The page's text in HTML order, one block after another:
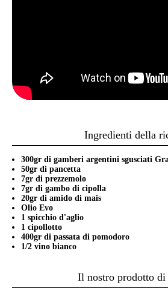
Ingredienti della
300gr di gamberi argentini sgusciati
50gr di pancetta
7gr di prezzemolo
7gr di gambo di cipolla
20gr di amido di mais
Olio Evo
1 spicchio d'aglio
1 cipollotto
400gr di passata di pomodoro
1/2 vino bianco
Il nostro prodotto di